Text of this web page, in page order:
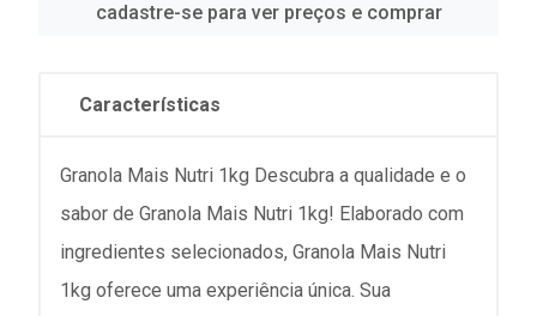
cadastre-se para ver preços e comprar
Características
Granola Mais Nutri 1kg Descubra a qualidade e o
sabor de Granola Mais Nutri 1kg! Elaborado com
ingredientes selecionados, Granola Mais Nutri
1kg oferece uma experiência única. Sua